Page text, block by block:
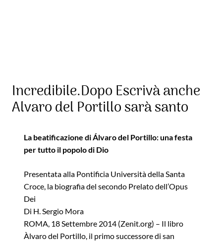
Incredibile.Dopo Escrivà anche
Alvaro del Portillo sarà santo
La beatificazione di Álvaro del Portillo: una festa
per tutto il popolo di Dio
Presentata alla Pontificia Università della Santa
Croce, la biografia del secondo Prelato dell’Opus
Dei
Di H. Sergio Mora
ROMA, 18 Settembre 2014 (Zenit.org) – Il libro
Àlvaro del Portillo, il primo successore di san